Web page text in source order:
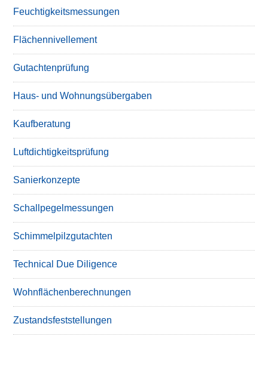
Feuchtigkeitsmessungen
Flächennivellement
Gutachtenprüfung
Haus- und Wohnungsübergaben
Kaufberatung
Luftdichtigkeitsprüfung
Sanierkonzepte
Schallpegelmessungen
Schimmelpilzgutachten
Technical Due Diligence
Wohnflächenberechnungen
Zustandsfeststellungen